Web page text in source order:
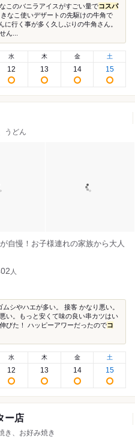
このバニラアイスがすごい量でコスパ
なこ使いデザートの先駆けの牛角で
行く事が多く久しぶりの牛角さん。
ん...
水
12
木
13
金
14
土
15
うどん
自慢！お子様連れの家族から大人
人
シやハエが多い。 接客 かなり悪い。
い。もっと安くて味の良い串カツはい
びた！ ハッピーアワーだったのでコ
水
12
木
13
金
14
土
15
ー店
き、お好み焼き